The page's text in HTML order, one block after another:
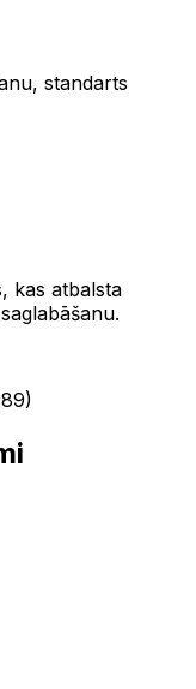
standarts
kas atbalsta